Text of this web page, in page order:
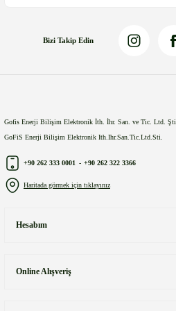
Bizi Takip Edin
Gofis Enerji Bilişim Elektronik İth. İhr. San. ve Tic. Ltd. Şti.
GoFiS Enerji Bilişim Elektronik Ith.Ihr.San.Tic.Ltd.Sti.
+90 262 333 0001 - +90 262 322 3366
Haritada görmek için tıklayınız
Hesabım
Online Alışveriş